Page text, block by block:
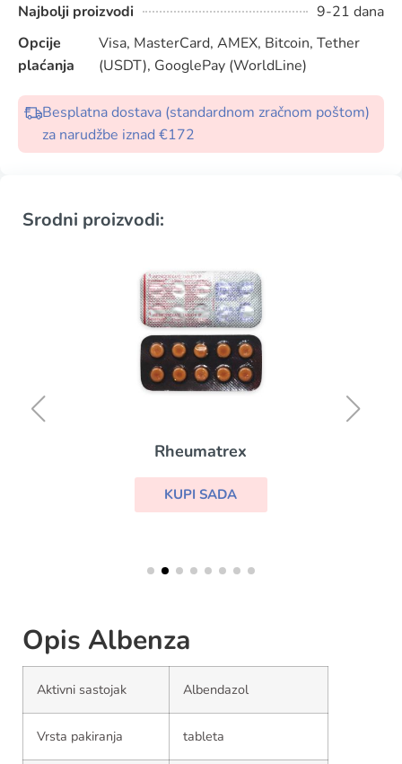
Najbolji proizvodi
9-21 dana
Opcije
plaćanja
Visa, MasterCard, AMEX, Bitcoin, Tether
(USDT), GooglePay (WorldLine)
Besplatna dostava (standardnom zračnom poštom)
za narudžbe iznad €172
Srodni proizvodi:
Rheumatrex
KUPI SADA
Opis Albenza
Aktivni sastojak Albendazol
Vrsta pakiranja tableta